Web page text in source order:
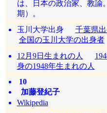
は、日本の政治家、教諭
期）。
玉川大学出身 千葉県
全国の玉川大学の出身者
12月9日生まれの人
身の1948年生まれの人
10
加藤登紀子
Wikipedia